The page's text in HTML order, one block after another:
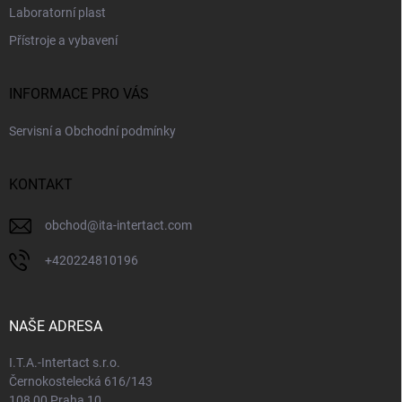
Laboratorní plast
Přístroje a vybavení
INFORMACE PRO VÁS
Servisní a Obchodní podmínky
KONTAKT
obchod@ita-intertact.com
+420224810196
NAŠE ADRESA
I.T.A.-Intertact s.r.o.
Černokostelecká 616/143